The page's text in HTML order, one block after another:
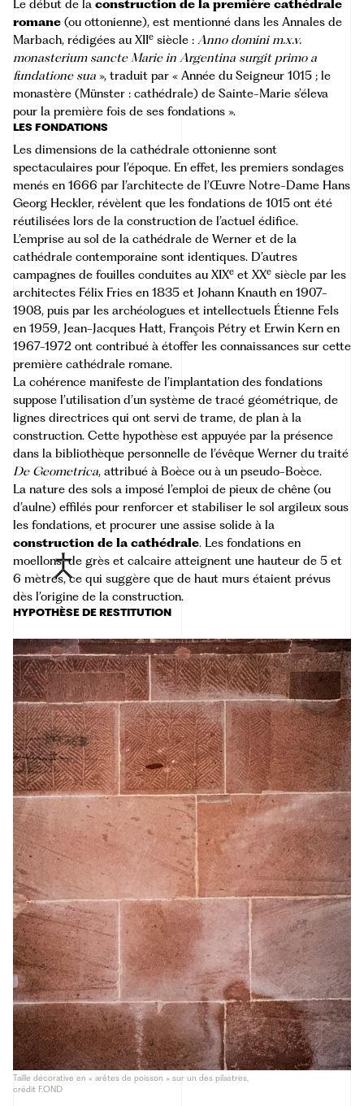
Le début de la construction de la première cathédrale
romane (ou ottonienne), est mentionné dans les Annales de
Marbach, rédigées au XIIe siècle : Anno domini m.x.v.
monasterium sancte Marie in Argentina surgit primo a
fundatione sua », traduit par « Année du Seigneur 1015 ; le
monastère (Münster : cathédrale) de Sainte-Marie s’éleva
pour la première fois de ses fondations ».
LES FONDATIONS
Les dimensions de la cathédrale ottonienne sont
spectaculaires pour l’époque. En effet, les premiers sondages
menés en 1666 par l’architecte de l’Œuvre Notre-Dame Hans
Georg Heckler, révèlent que les fondations de 1015 ont été
réutilisées lors de la construction de l’actuel édifice.
L’emprise au sol de la cathédrale de Werner et de la
cathédrale contemporaine sont identiques. D’autres
campagnes de fouilles conduites au XIXe et XXe siècle par les
architectes Félix Fries en 1835 et Johann Knauth en 1907-
1908, puis par les archéologues et intellectuels Étienne Fels
en 1959, Jean-Jacques Hatt, François Pétry et Erwin Kern en
1967-1972 ont contribué à étoffer les connaissances sur cette
première cathédrale romane.
La cohérence manifeste de l’implantation des fondations
suppose l’utilisation d’un système de tracé géométrique, de
lignes directrices qui ont servi de trame, de plan à la
construction. Cette hypothèse est appuyée par la présence
dans la bibliothèque personnelle de l’évêque Werner du traité
De Geometrica, attribué à Boèce ou à un pseudo-Boèce.
La nature des sols a imposé l’emploi de pieux de chêne (ou
d’aulne) effilés pour renforcer et stabiliser le sol argileux sous
les fondations, et procurer une assise solide à la
construction de la cathédrale. Les fondations en
moellons de grès et calcaire atteignent une hauteur de 5 et
6 mètres, ce qui suggère que de haut murs étaient prévus
dès l’origine de la construction.
HYPOTHÈSE DE RESTITUTION
Taille décorative en « arêtes de poisson » sur un des pilastres,
crédit F.OND